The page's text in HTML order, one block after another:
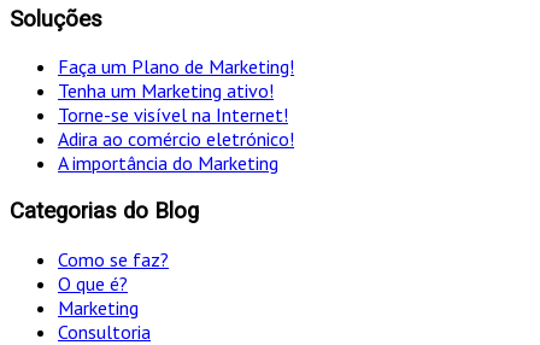
Soluções
Faça um Plano de Marketing!
Tenha um Marketing ativo!
Torne-se visível na Internet!
Adira ao comércio eletrónico!
A importância do Marketing
Categorias do Blog
Como se faz?
O que é?
Marketing
Consultoria